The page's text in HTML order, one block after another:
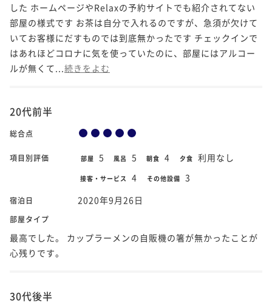
した ホームページやRelaxの予約サイトでも紹介されてない
部屋の様式です お茶は自分で入れるのですが、急須が欠けて
いてお客様にだすものでは到底無かったです チェックインで
はあれほどコロナに気を使っていたのに、部屋にはアルコー
ルが無くて... 続きをよむ
20代前半
総合点
項目別評価 部屋 5 風呂 5 朝食 4 夕食 利用なし
接客・サービス 4 その他設備 3
宿泊日 2020年9月26日
部屋タイプ
最高でした。 カップラーメンの自販機の箸が無かったことが
心残りです。
30代後半